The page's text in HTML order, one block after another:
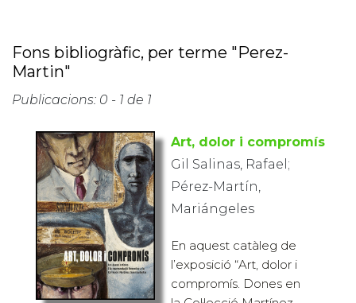
Fons bibliogràfic, per terme "Perez-
Martin"
Publicacions: 0 - 1 de 1
Art, dolor i compromís
Gil Salinas, Rafael;
Pérez-Martín,
Mariángeles
En aquest catàleg de
l’exposició “Art, dolor i
compromís. Dones en